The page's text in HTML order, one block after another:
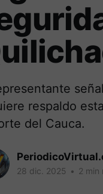
respaldo
del Cauca.
28 dic. 2025 • 2 min